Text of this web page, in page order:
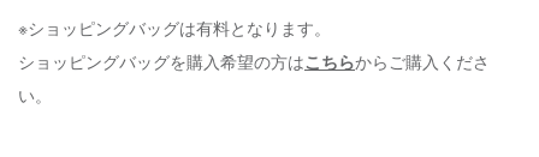
※ショッピングバッグは有料となります。
ショッピングバッグを購入希望の方はこちらからご購入くださ
い。